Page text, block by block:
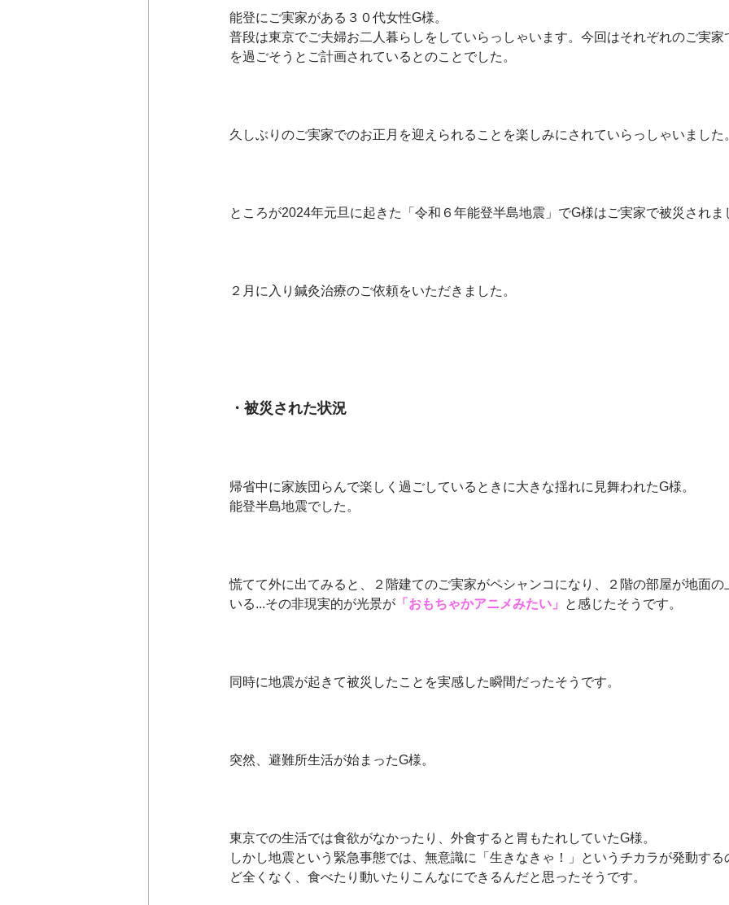
能登にご実家がある３０代女性G様。
普段は東京でご夫婦お二人暮らしをしていらっしゃいます。今回はそれぞれのご実家
を過ごそうとご計画されているとのことでした。
久しぶりのご実家でのお正月を迎えられることを楽しみにされていらっしゃいました
ところが2024年元旦に起きた「令和６年能登半島地震」でG様はご実家で被災されま
２月に入り鍼灸治療のご依頼をいただきました。
・被災された状況
帰省中に家族団らんで楽しく過ごしているときに大きな揺れに見舞われたG様。
能登半島地震でした。
慌てて外に出てみると、２階建てのご実家がペシャンコになり、２階の部屋が地面の
いる...その非現実的が光景が 「おもちゃかアニメみたい」 と感じたそうです。
同時に地震が起きて被災したことを実感した瞬間だったそうです。
突然、避難所生活が始まったG様。
東京での生活では食欲がなかったり、外食すると胃もたれしていたG様。
しかし地震という緊急事態では、無意識に「生きなきゃ！」というチカラが発動す
ど全くなく、食べたり動いたりこんなにできるんだと思ったそうです。